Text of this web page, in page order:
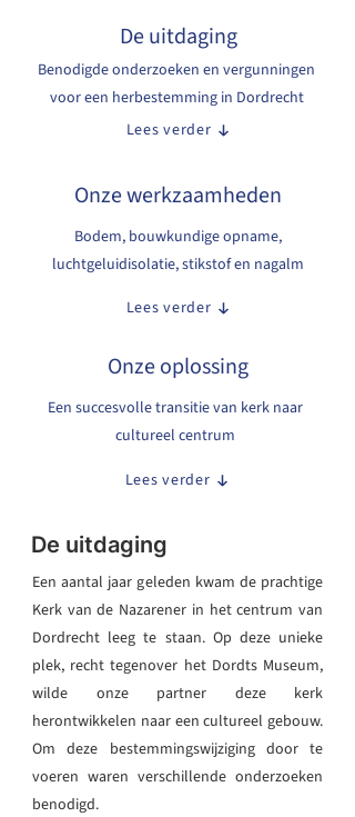
De uitdaging
Benodigde onderzoeken en vergunningen
voor een herbestemming in Dordrecht
Lees verder
Onze werkzaamheden
Bodem, bouwkundige opname,
luchtgeluidisolatie, stikstof en nagalm
Lees verder
Onze oplossing
Een succesvolle transitie van kerk naar
cultureel centrum
Lees verder
De uitdaging
Een aantal jaar geleden kwam de prachtige
Kerk van de Nazarener in het centrum van
Dordrecht leeg te staan. Op deze unieke
plek, recht tegenover het Dordts Museum,
wilde onze partner deze kerk
herontwikkelen naar een cultureel gebouw.
Om deze bestemmingswijziging door te
voeren waren verschillende onderzoeken
benodigd.